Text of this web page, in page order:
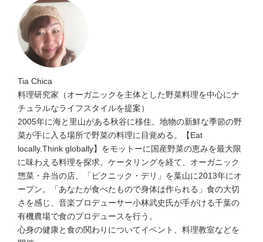
Tia Chica
料理研究家（オーガニックを主体とした野菜料理を中心にナ
チュラルなライフスタイルを提案）
2005年に海と里山がある秋谷に移住。地物の新鮮な季節の野
菜が手に入る場所で野菜の料理に目覚める。【Eat
locally.Think globally】をモットーに国産野菜の恵みを最大限
に味わえる料理を探求。ケータリングを経て、オーガニック
惣菜・弁当の店、「ピクニック・デリ」を葉山に2013年にオ
ープン。「あなたが食べたもので身体は作られる」食の大切
さを感じ、音楽プロデューサー小林武史氏が手がける千葉の
有機農場で食のプロデュースを行う。
心身の健康と食の関わりについてイベント、料理教室などを